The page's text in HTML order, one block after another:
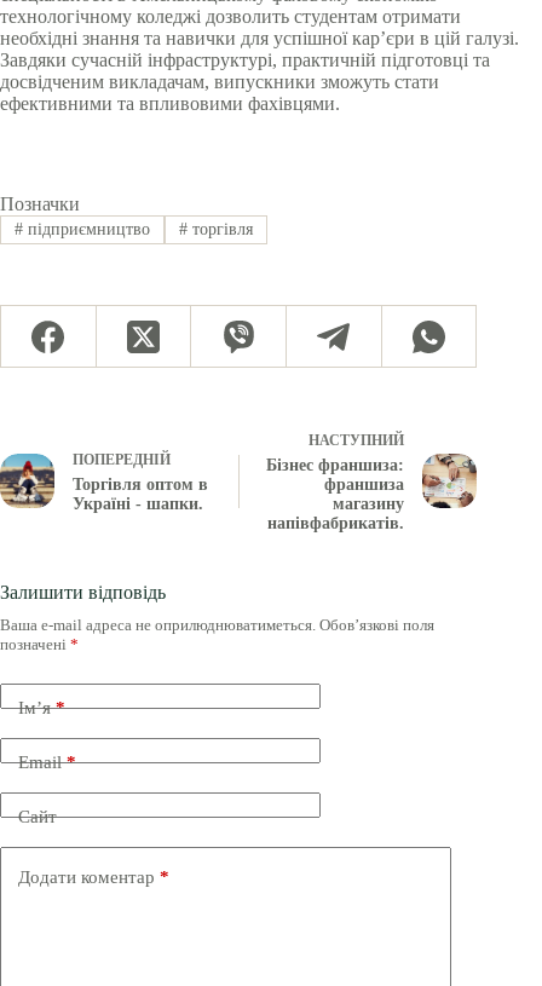
технологічному коледжі дозволить студентам отримати
необхідні знання та навички для успішної кар’єри в цій галузі.
Завдяки сучасній інфраструктурі, практичній підготовці та
досвідченим викладачам, випускники зможуть стати
ефективними та впливовими фахівцями.
Позначки
#підприємництво #торгівля
ПОПЕРЕДНІЙ
Торгівля оптом в
Україні - шапки.
НАСТУПНИЙ
Бізнес франшиза:
франшиза
магазину
напівфабрикатів.
Залишити відповідь
Ваша e-mail адреса не оприлюднюватиметься. Обов’язкові поля
позначені *
Ім’я*
Email*
Сайт
Додати коментар *